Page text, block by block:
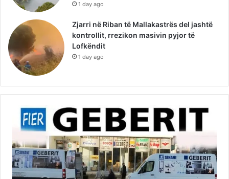
1 day ago
Zjarri në Riban të Mallakastrës del jashtë
kontrollit, rrezikon masivin pyjor të
Lofkëndit
1 day ago